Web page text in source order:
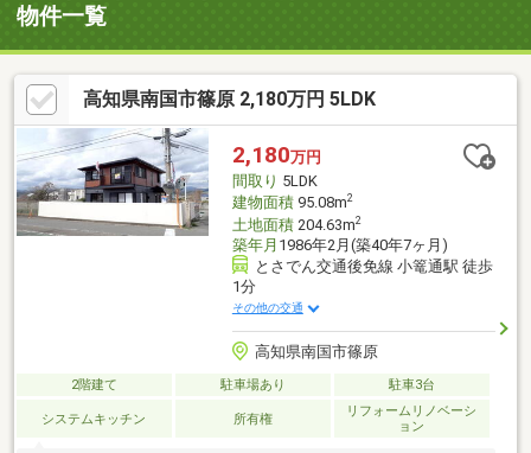
物件一覧
高知県南国市篠原 2,180万円 5LDK
2,180万円
間取り 5LDK
建物面積95.08m2
土地面積204.63m2
築年月 1986年2月(築40年7ヶ月)
とさでん交通後免線 小篭通駅 徒歩
1分
その他の交通
高知県南国市篠原
2階建て 駐車場あり 駐車3台
システムキッチン 所有権
リフォームリノベーシ
ョン